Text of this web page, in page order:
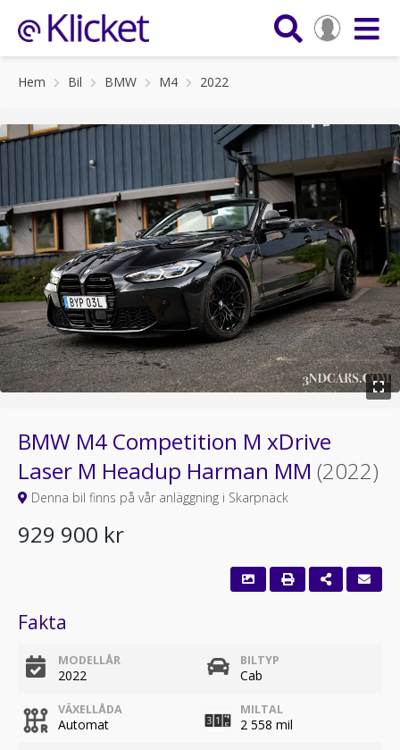
Hem Bil BMW M4 2022
BMW M4 Competition M xDrive
Laser M Headup Harman MM (2022)
Denna bil finns på vår anläggning i Skarpnäck
929 900 kr
Fakta
MODELLÅR
2022
BILTYP
Cab
VÄXELLÅDA
Automat
MILTAL
2 558 mil